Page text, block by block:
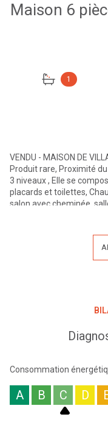
Maison 6 pièce(s) 4 chambre(s) 260
1
VENDU - MAISON DE
Produit rare, Proximité
3 niveaux , Elle se
placards et toilettes,
salon avec cheminée,
Au 2 ème Niveau : 3
En annexes : un garage
Pour plus d'informations
Bien proposé par Bruno
Visites possibles du
Les honoraires d'agence
Consommation
A B C D